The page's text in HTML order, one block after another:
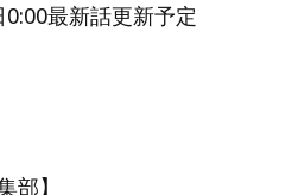
最新話更新予定
部】